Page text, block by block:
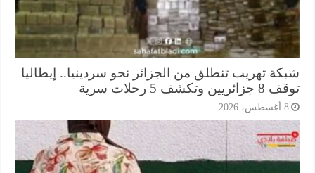
تهريب تنطلق من الجزائر نحو سردينيا.. إيطاليا
وتكشف 5 رحلات سرية